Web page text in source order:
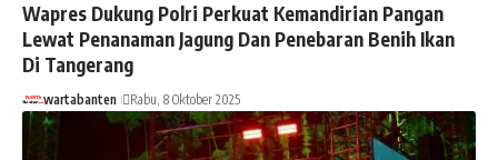
Wapres Dukung Polri Perkuat Kemandirian Pangan
Lewat Penanaman Jagung Dan Penebaran Benih Ikan
Di Tangerang
wartabanten Rabu, 8 Oktober 2025